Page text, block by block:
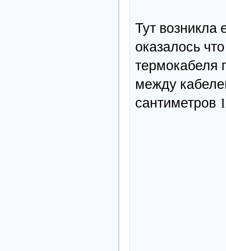
Тут
оказалось
термокабеля
между
сантиметров